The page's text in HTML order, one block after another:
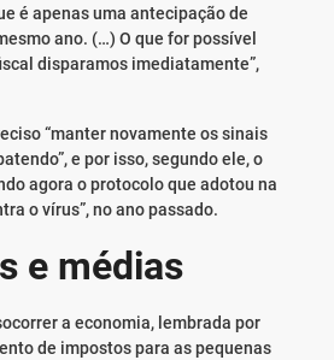
é apenas uma antecipação de
ano. (…) O que for possível
disparamos imediatamente”,
“manter novamente os sinais
e por isso, segundo ele, o
agora o protocolo que adotou na
o vírus”, no ano passado.
e médias
a economia, lembrada por
de impostos para as pequenas